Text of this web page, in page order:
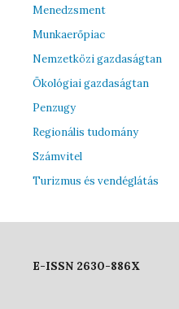
Menedzsment
Munkaerőpiac
Nemzetközi gazdaságtan
Ökológiai gazdaságtan
Penzugy
Regionális tudomány
Számvitel
Turizmus és vendéglátás
E-ISSN 2630-886X